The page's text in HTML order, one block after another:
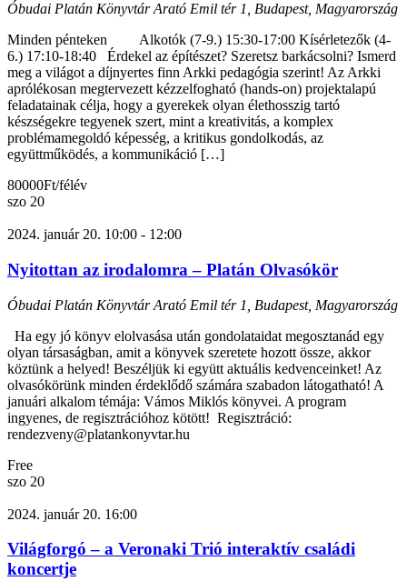
Óbudai Platán KönyvtárArató Emil tér 1, Budapest, Magyarország
Minden pénteken Alkotók (7-9.) 15:30-17:00 Kísérletezők (4-
6.) 17:10-18:40 Érdekel az építészet? Szeretsz barkácsolni? Ismerd
meg a világot a díjnyertes finn Arkki pedagógia szerint! Az Arkki
aprólékosan megtervezett kézzelfogható (hands-on) projektalapú
feladatainak célja, hogy a gyerekek olyan élethosszig tartó
készségekre tegyenek szert, mint a kreativitás, a komplex
problémamegoldó képesség, a kritikus gondolkodás, az
együttműködés, a kommunikáció […]
80000Ft/félév
szo 20
2024. január 20. 10:00 - 12:00
Nyitottan az irodalomra – Platán Olvasókör
Óbudai Platán KönyvtárArató Emil tér 1, Budapest, Magyarország
Ha egy jó könyv elolvasása után gondolataidat megosztanád egy
olyan társaságban, amit a könyvek szeretete hozott össze, akkor
köztünk a helyed! Beszéljük ki együtt aktuális kedvenceinket! Az
olvasókörünk minden érdeklődő számára szabadon látogatható! A
januári alkalom témája: Vámos Miklós könyvei. A program
ingyenes, de regisztrációhoz kötött! Regisztráció:
rendezveny@platankonyvtar.hu
Free
szo 20
2024. január 20. 16:00
Világforgó – a Veronaki Trió interaktív családi
koncertje